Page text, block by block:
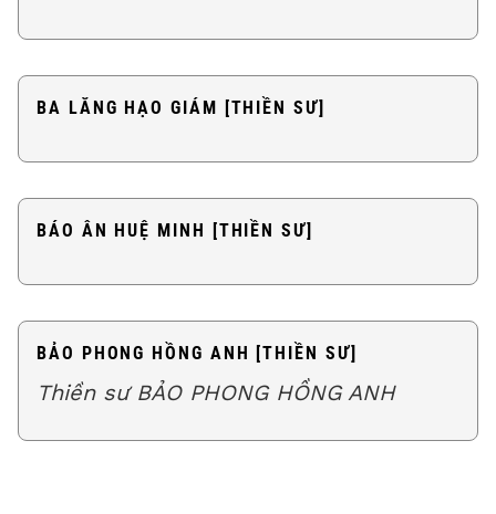
BA LĂNG HẠO GIÁM [THIỀN SƯ]
BÁO ÂN HUỆ MINH [THIỀN SƯ]
BẢO PHONG HỒNG ANH [THIỀN SƯ]
Thiền sư BẢO PHONG HỒNG ANH